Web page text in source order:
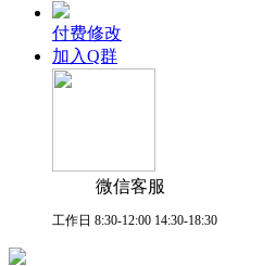
付费修改
加入Q群
微信客服
工作日 8:30-12:00 14:30-18:30